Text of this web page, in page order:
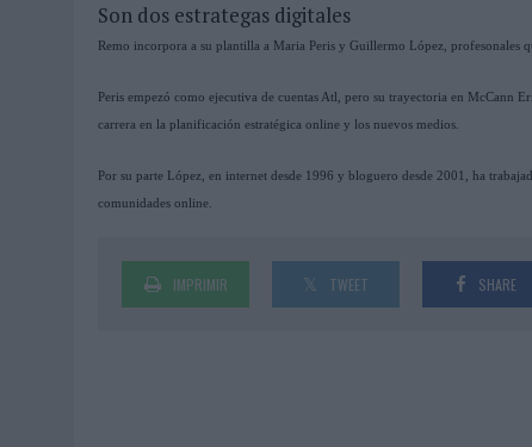
05/08/2026 | FABRA COMUNICACIÓN INCORPORA A CASONÁ Y
05/08/2026 | LUIS ARQUILLOS (BURGO DE ARIAS): “LA
04/08/2026 |
04/08/2026 | ‘EL FÚTBOL SIN LAS PERSONAS’, DE DENTSU CREATIVE
04/08/2026 | CAPAZ, LA CERVEZA QUE CONVIERTE CADA BOTELLA
Son dos estrategas digitales
Remo incorpora a su plantilla a Maria Peris y Guillermo López, profesonales
Peris empezó como ejecutiva de cuentas Atl, pero su trayectoria en
carrera en la planificación estratégica online y los nuevos medios.
Por su parte López, en internet desde 1996 y bloguero desde 2001, ha
comunidades online.
IMPRIMIR TWEET SHARE